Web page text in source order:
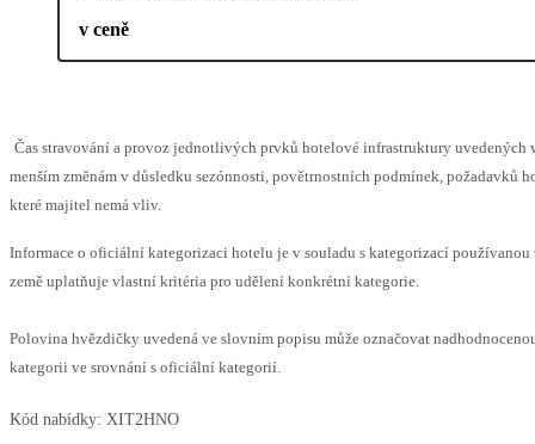
v ceně
Čas stravování a provoz jednotlivých prvků hotelové infrastruktury uvedených
menším změnám v důsledku sezónnosti, povětrnostních podmínek, požadavků
které majitel nemá vliv.
Informace o oficiální kategorizaci hotelu je v souladu s kategorizací používanou
země uplatňuje vlastní kritéria pro udělení konkrétní kategorie.
Polovina hvězdičky uvedená ve slovním popisu může označovat
kategorii ve srovnání s oficiální kategorií.
Kód nabídky: XIT2HNO